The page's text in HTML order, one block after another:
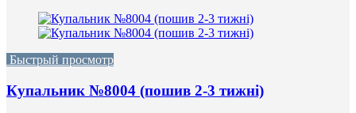
Быстрый просмотр
Купальник №8004 (пошив 2-3 тижні)